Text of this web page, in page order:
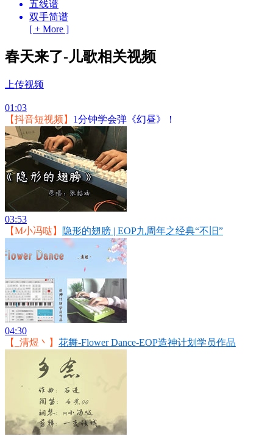
五线谱
双手简谱
[ + More ]
春天来了-儿歌相关视频
上传视频
01:03
【抖音短视频】 1分钟学会弹《幻昼》！
03:53
【M小冯哒】
隐形的翅膀 | EOP九周年之经典“不旧”
04:30
【_清煜丶】 花舞-Flower Dance-EOP造神计划学员作品